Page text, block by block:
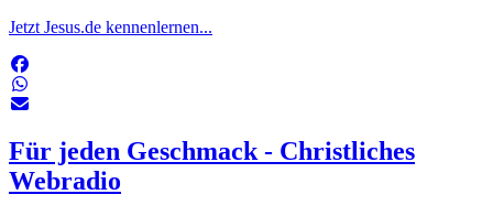
Jetzt Jesus.de kennenlernen...
Für jeden Geschmack - Christliches
Webradio